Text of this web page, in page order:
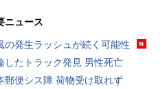
ニュース
の発生ラッシュが続く可能性
したトラック発見 男性死亡
郵便シス障 荷物受け取れず